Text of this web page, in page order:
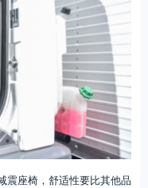
震座椅，舒适性要比其他品